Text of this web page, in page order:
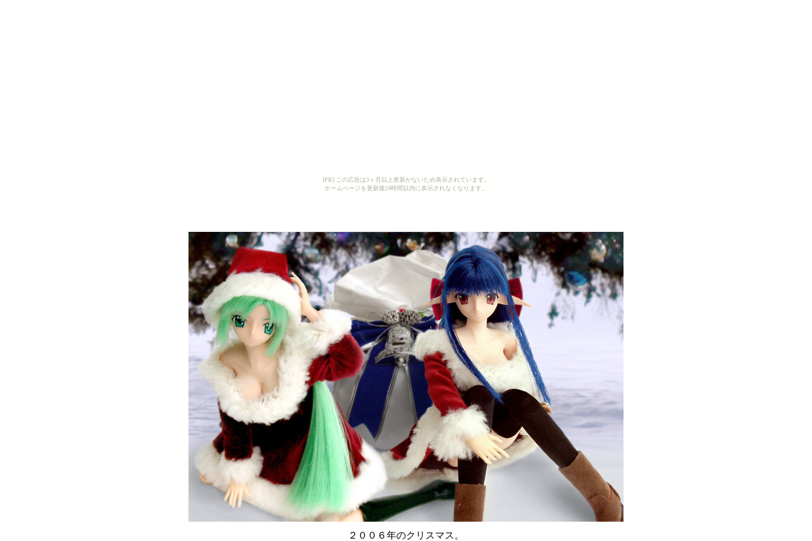
[PR] この広告は3ヶ月以上更新がないため表示されています。
ホームページを更新後24時間以内に表示されなくなります。
２００６年のクリスマス。